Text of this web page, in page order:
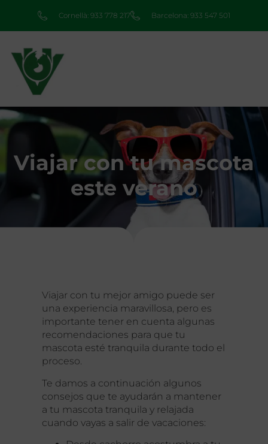
Cornellà: 933 778 217 Barcelona: 933 547 501
Viajar con tu mascota
este verano
Viajar con tu mejor amigo puede ser
una experiencia maravillosa, pero es
importante tener en cuenta algunas
recomendaciones para que tu
mascota esté tranquila durante todo el
proceso.
Te damos a continuación algunos
consejos que te ayudarán a mantener
a tu mascota tranquila y relajada
cuando vayas a salir de vacaciones: